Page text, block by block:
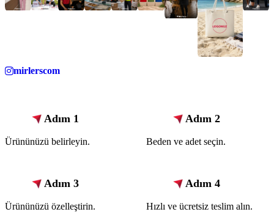
mirlerscom
Adım 1
Ürününüzü belirleyin.
Adım 2
Beden ve adet seçin.
Adım 3
Ürününüzü özelleştirin.
Adım 4
Hızlı ve ücretsiz teslim alın.